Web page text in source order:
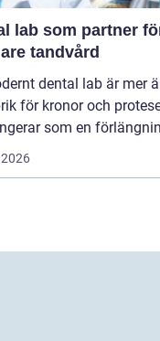
lab som partner
tandvård
dental lab är mer
för kronor och
som en